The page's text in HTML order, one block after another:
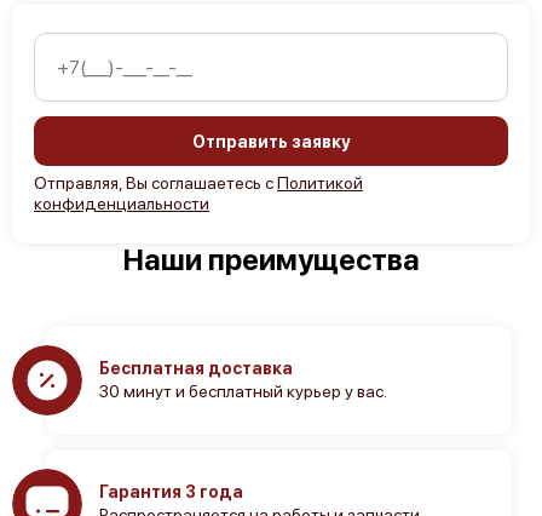
Отправить заявку
Отправляя, Вы соглашаетесь сПолитикой
конфиденциальности
Наши преимущества
Бесплатная доставка
30 минут и бесплатный курьер у вас.
Гарантия 3 года